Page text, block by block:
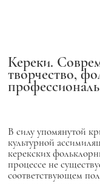
Кереки.
творчество,
В силу упомянутой
культурной
керекских
процессе не
соответствующем